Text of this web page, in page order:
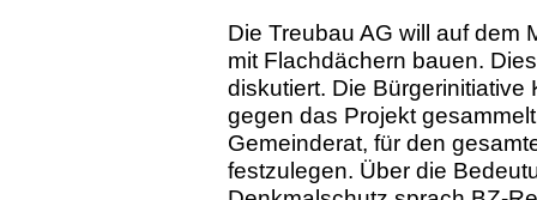
Die Treubau AG will auf dem
mit Flachdächern bauen.
diskutiert. Die
gegen das Projekt
Gemeinderat, für den
festzulegen. Über die